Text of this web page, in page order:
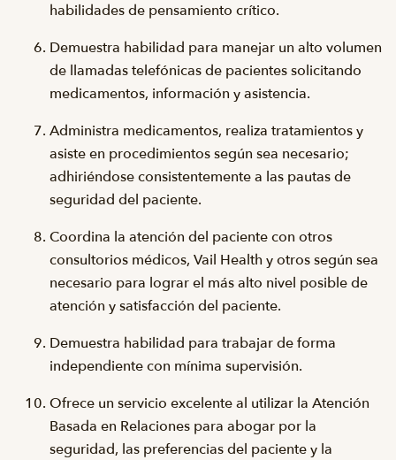
habilidades de pensamiento crítico.
Demuestra habilidad para manejar un alto volumen
de llamadas telefónicas de pacientes solicitando
medicamentos, información y asistencia.
Administra medicamentos, realiza tratamientos y
asiste en procedimientos según sea necesario;
adhiriéndose consistentemente a las pautas de
seguridad del paciente.
Coordina la atención del paciente con otros
consultorios médicos, Vail Health y otros según sea
necesario para lograr el más alto nivel posible de
atención y satisfacción del paciente.
Demuestra habilidad para trabajar de forma
independiente con mínima supervisión.
Ofrece un servicio excelente al utilizar la Atención
Basada en Relaciones para abogar por la
seguridad, las preferencias del paciente y la